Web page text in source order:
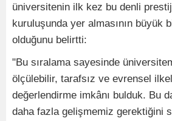
üniversitenin ilk kez bu denli
kuruluşunda yer almasının büyük
olduğunu belirtti:
"Bu sıralama sayesinde
ölçülebilir, tarafsız ve evrensel
değerlendirme imkânı bulduk. Bu
daha fazla gelişmemiz gerektiğini